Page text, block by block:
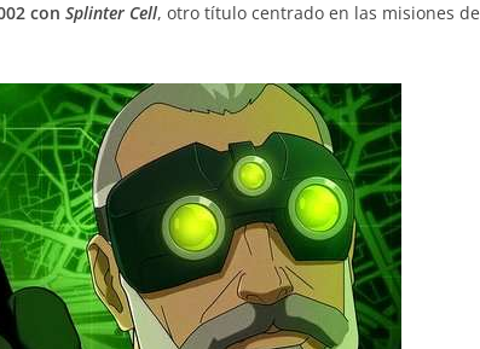
con Splinter Cell, otro título centrado en las misiones de